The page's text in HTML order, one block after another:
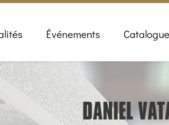
Événements Catalogue
DANIEL